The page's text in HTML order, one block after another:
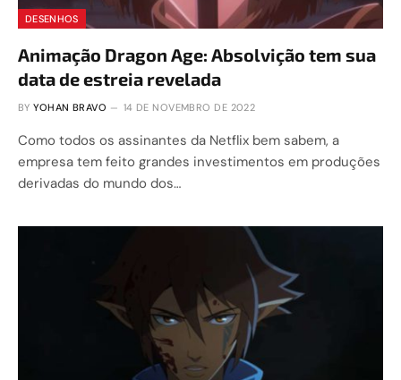
DESENHOS
Animação Dragon Age: Absolvição tem sua
data de estreia revelada
BY YOHAN BRAVO 14 DE NOVEMBRO DE 2022
Como todos os assinantes da Netflix bem sabem, a
empresa tem feito grandes investimentos em produções
derivadas do mundo dos…